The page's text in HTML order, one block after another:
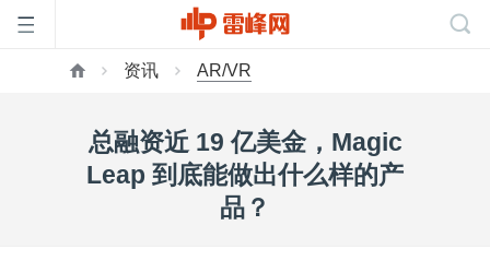
资讯 AR/VR
总融资近 19 亿美金，Magic
Leap 到底能做出什么样的产
品？